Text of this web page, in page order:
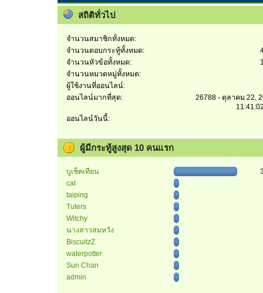
สถิติทั่วไป
จำนวนสมาชิกทั้งหมด:
จำนวนตอบกระทู้ทั้งหมด:
จำนวนหัวข้อทั้งหมด:
จำนวนหมวดหมู่ทั้งหมด:
ผู้ใช้งานที่ออนไลน์:
ออนไลน์มากที่สุด:
26788 - ตุลาคม 22,
ออนไลน์วันนี้:
ผู้มีกระทู้สูงสุด 10 คนแรก
บูเช็คเทียน
cat
taiping
Tuters
Witchy
นางสาวสมหวัง
BiscuitzZ
waterpotter
Sun Chan
admin